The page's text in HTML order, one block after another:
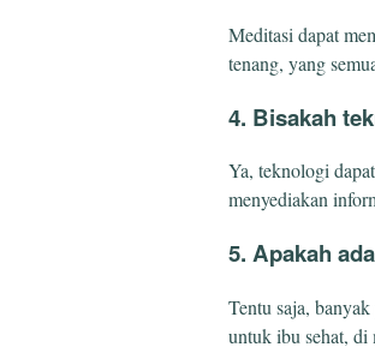
Meditasi dapat
tenang, yang
4. Bisakah
Ya, teknologi
menyediakan
5. Apakah
Tentu saja,
untuk ibu sehat, di